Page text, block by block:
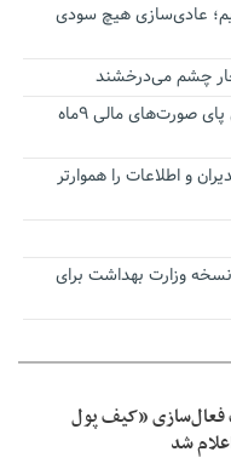
عادی‌سازی هیچ سودی
خار چشم می‌درخشند
اتفاق عجیب در استقلال؛ امضای شجاعی پای صورت‌های مالی ٩ماه
و اطلاعات را هموارتر
وزارت بهداشت برای
فعال‌سازی «کیف پول
شد